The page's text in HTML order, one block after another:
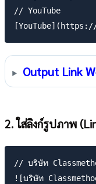
// YouTube
Output Link
2. ใส่ลิงก์รูปภาพ
// บริษัท
![บริษัท